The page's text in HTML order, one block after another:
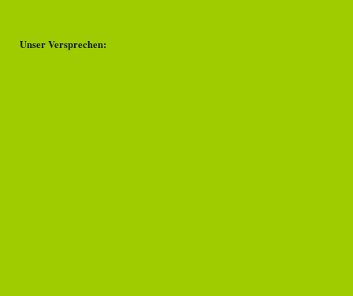
Unser Versprechen: